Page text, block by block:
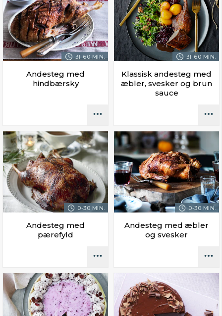
31-60 MIN.
Andesteg med
hindbærsky
31-60 MIN.
Klassisk andesteg med
æbler, svesker og brun
sauce
0-30 MIN.
Andesteg med
pærefyld
0-30 MIN.
Andesteg med æbler
og svesker